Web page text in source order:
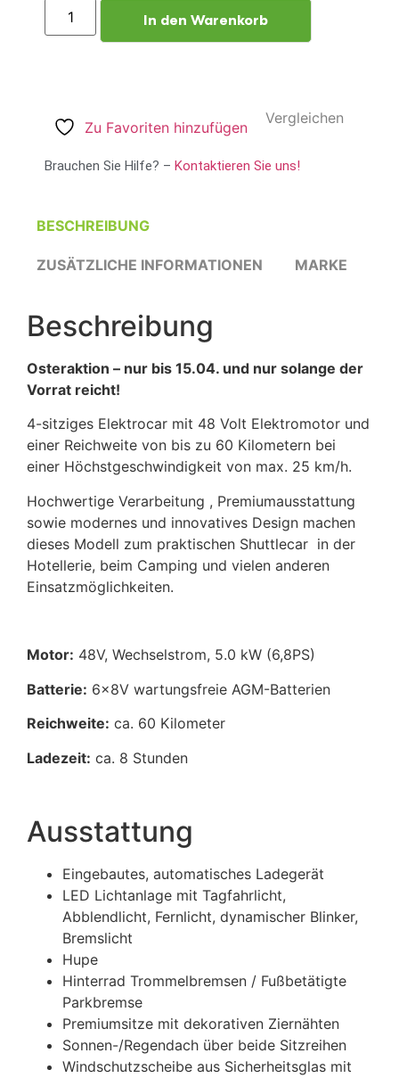
In den Warenkorb
Zu Favoriten hinzufügen
Vergleichen
Brauchen Sie Hilfe? – Kontaktieren Sie uns!
BESCHREIBUNG
ZUSÄTZLICHE INFORMATIONEN MARKE
Beschreibung
Osteraktion – nur bis 15.04. und nur solange der
Vorrat reicht!
4-sitziges Elektrocar mit 48 Volt Elektromotor und
einer Reichweite von bis zu 60 Kilometern bei
einer Höchstgeschwindigkeit von max. 25 km/h.
Hochwertige Verarbeitung , Premiumausstattung
sowie modernes und innovatives Design machen
dieses Modell zum praktischen Shuttlecar in der
Hotellerie, beim Camping und vielen anderen
Einsatzmöglichkeiten.
Motor: 48V, Wechselstrom, 5.0 kW (6,8PS)
Batterie: 6x8V wartungsfreie AGM-Batterien
Reichweite: ca. 60 Kilometer
Ladezeit: ca. 8 Stunden
Ausstattung
Eingebautes, automatisches Ladegerät
LED Lichtanlage mit Tagfahrlicht,
Abblendlicht, Fernlicht, dynamischer Blinker,
Bremslicht
Hupe
Hinterrad Trommelbremsen / Fußbetätigte
Parkbremse
Premiumsitze mit dekorativen Ziernähten
Sonnen-/Regendach über beide Sitzreihen
Windschutzscheibe aus Sicherheitsglas mit